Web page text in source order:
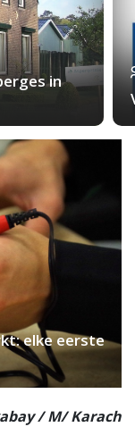
in
elke eerste
/ M/ Karach